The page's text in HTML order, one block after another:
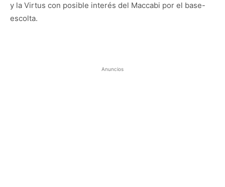
y la Virtus con posible interés del Maccabi por el base-
escolta.
Anuncios